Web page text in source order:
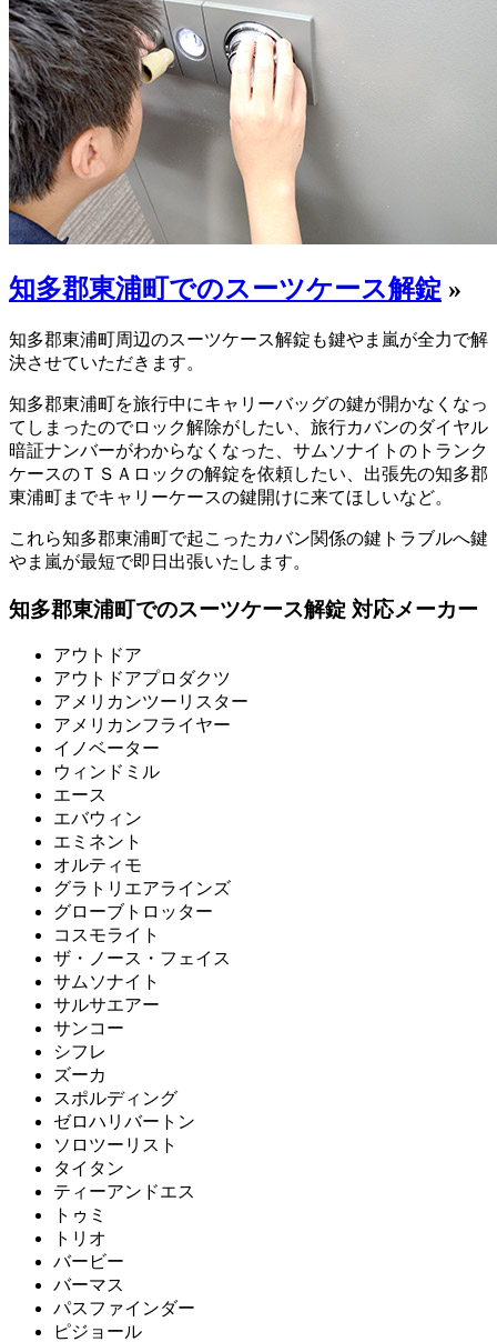
知多郡東浦町でのスーツケース解錠 »
知多郡東浦町周辺のスーツケース解錠も鍵やま嵐が全力で解
決させていただきます。
知多郡東浦町を旅行中にキャリーバッグの鍵が開かなくなっ
てしまったのでロック解除がしたい、旅行カバンのダイヤル
暗証ナンバーがわからなくなった、サムソナイトのトランク
ケースのＴＳＡロックの解錠を依頼したい、出張先の知多郡
東浦町までキャリーケースの鍵開けに来てほしいなど。
これら知多郡東浦町で起こったカバン関係の鍵トラブルへ鍵
やま嵐が最短で即日出張いたします。
知多郡東浦町でのスーツケース解錠 対応メーカー
アウトドア
アウトドアプロダクツ
アメリカンツーリスター
アメリカンフライヤー
イノベーター
ウィンドミル
エース
エバウィン
エミネント
オルティモ
グラトリエアラインズ
グローブトロッター
コスモライト
ザ・ノース・フェイス
サムソナイト
サルサエアー
サンコー
シフレ
ズーカ
スポルディング
ゼロハリバートン
ソロツーリスト
タイタン
ティーアンドエス
トゥミ
トリオ
バービー
バーマス
パスファインダー
ピジョール